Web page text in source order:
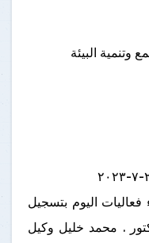
وتنمية البيئة
اليوم بتسجيل
. محمد خليل وكيل